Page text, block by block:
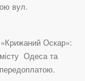
вул.
Оскар»:
Одеса та